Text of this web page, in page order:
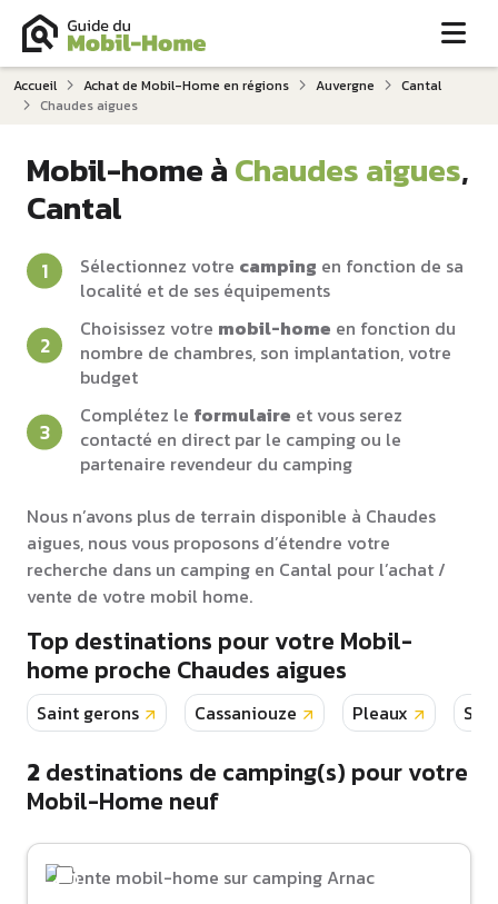
Accueil Achat de Mobil-Home en régions Auvergne
Cantal
Chaudes aigues
Mobil-home àChaudes aigues,
Cantal
Sélectionnez votre camping en fonction de sa
localité et de ses équipements
Choisissez votre mobil-home en fonction du
nombre de chambres, son implantation, votre
budget
Complétez le formulaire et vous serez
contacté en direct par le camping ou le
partenaire revendeur du camping
Nous n’avons plus de terrain disponible à Chaudes
aigues, nous vous proposons d’étendre votre
recherche dans un camping en Cantal pour l’achat /
vente de votre mobil home.
Top destinations pour votre Mobil-
home proche Chaudes aigues
Saint gerons Cassaniouze Pleaux
2destinations de camping(s) pour votre
Mobil-Home neuf